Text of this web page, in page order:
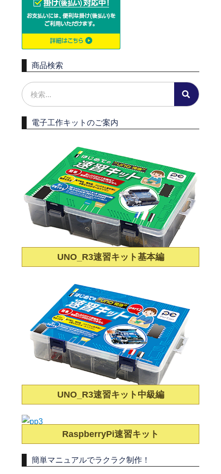
商品検索
電子工作キットのご案内
UNO_R3速習キット基本編
UNO_R3速習キット中級編
RaspberryPi速習キット
簡単マニュアルでラクラク制作！